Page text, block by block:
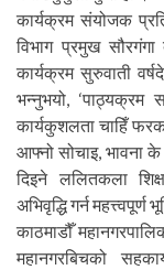
कार्यक्रम संयोजक
विभाग प्रमुख सौरगंगा
कार्यक्रम सुरुवाती
भन्नुभयो, ‘पाठ्यक्रम
कार्यकुशलता चाहिँ फरक
आफ्नो सोचाइ, भावना
दिइने ललितकला
अभिवृद्धि गर्न
काठमाडौँ
महानगरबिचको